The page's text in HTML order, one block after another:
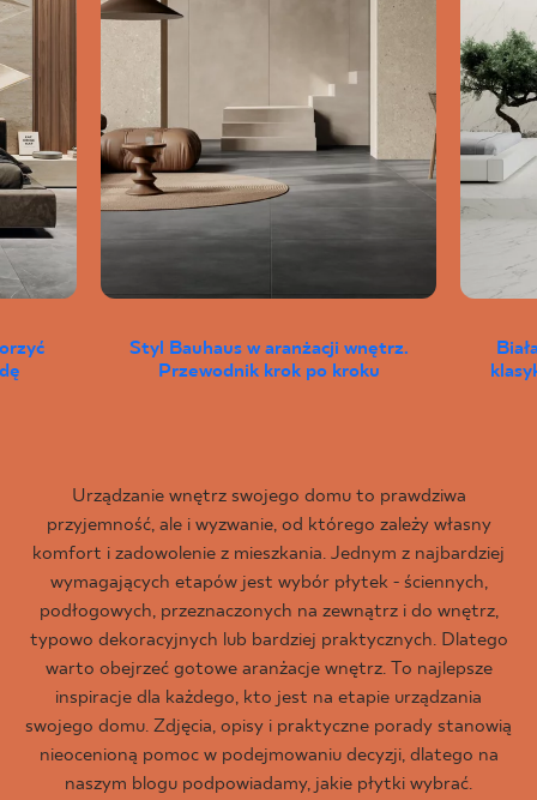
Styl Bauhaus w aranżacji wnętrz.
Przewodnik krok po kroku
Urządzanie wnętrz swojego domu to prawdziwa
przyjemność, ale i wyzwanie, od którego zależy własny
komfort i zadowolenie z mieszkania. Jednym z najbardziej
wymagających etapów jest wybór płytek - ściennych,
podłogowych, przeznaczonych na zewnątrz i do wnętrz,
typowo dekoracyjnych lub bardziej praktycznych. Dlatego
warto obejrzeć gotowe aranżacje wnętrz. To najlepsze
inspiracje dla każdego, kto jest na etapie urządzania
swojego domu. Zdjęcia, opisy i praktyczne porady stanowią
nieocenioną pomoc w podejmowaniu decyzji, dlatego na
naszym blogu podpowiadamy, jakie płytki wybrać.